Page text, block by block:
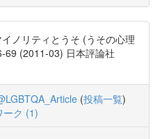
ノリティとうそ (うその心理
69 (2011-03) 日本評論社
(投稿一覧)
ーク (1)